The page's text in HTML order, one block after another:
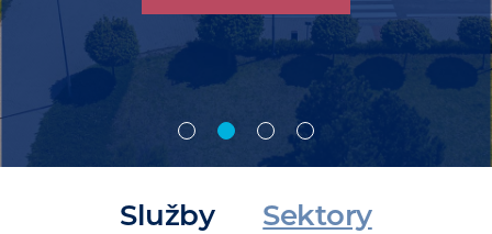
Chci službu
Chci službu
Služby Sektory